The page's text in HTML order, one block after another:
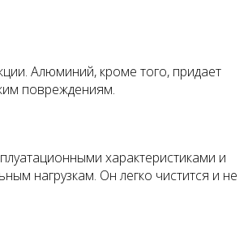
Алюминий, кроме того, придает
повреждениям.
характеристиками и
нагрузкам. Он легко чистится и не